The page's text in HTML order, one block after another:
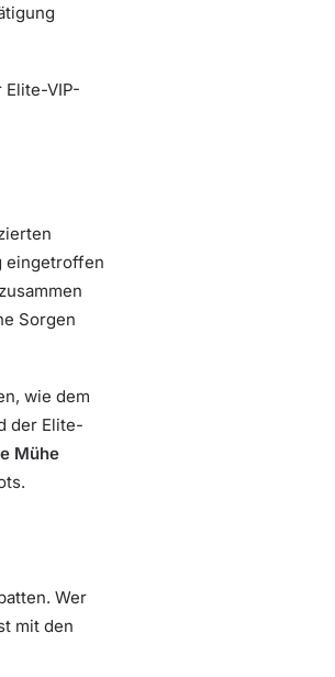
VIP-
eingetroffen
Sorgen
wie dem
der Elite-
Mühe
Wer
mit den